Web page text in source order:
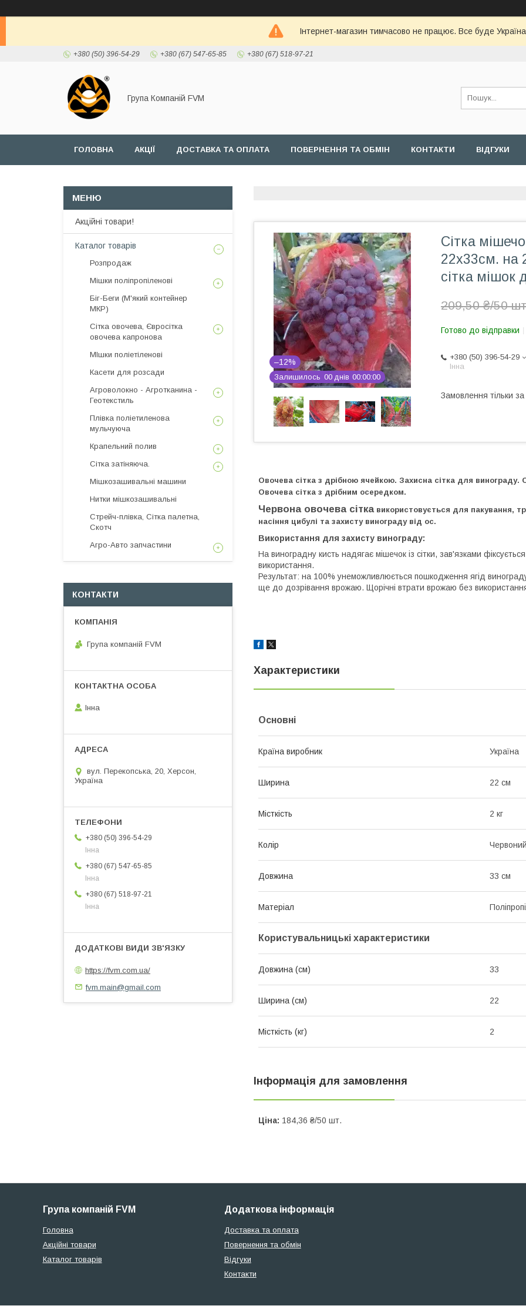
Інтернет-магазин тимчасово не працює. Все буде
+380 (50) 396-54-29 +380 (67) 547-65-85 +380 (67) 518-97-21
Група Компаній FVM
ГОЛОВНА АКЦІЇ ДОСТАВКА ТА ОПЛАТА ПОВЕРНЕННЯ ТА ОБМІН КОНТАКТИ ВІДГУКИ
–12%
Залишилось 00 днів 00 00 00
Сітка
22х33см. на
сітка мішок
209,50 ₴/50
Готово до відправки
+380 (50) 396-54-29
Інна
Замовлення тільки
Овочева сітка з дрібною ячейкою. Захисна сітка для винограду.
Овочева сітка з дрібним осередком.
Червонаовочева сітка використовується для пакування,
насіння цибулі та захисту винограду від ос.
Використання для захисту винограду:
На виноградну кисть надягає мішечок із сітки, зав'язками
використання.
Результат: на 100% унеможливлюється пошкодження ягід
ще до дозрівання врожаю. Щорічні втрати врожаю без
Характеристики
Основні
Країна виробник Україна
Ширина 22 см
Місткість 2 кг
Колір Червоний
Довжина 33 см
Матеріал
Користувальницькі характеристики
Довжина (см) 33
Ширина (см) 22
Місткість (кг) 2
Інформація для замовлення
Ціна: 184,36 ₴/50 шт.
Акційні товари!
Каталог товарів
Розпродаж
Мішки поліпропіленові
Біг-Беги (М'який контейнер
МКР)
Сітка овочева, Євросітка
овочева капронова
МІшки поліетіленові
Касети для розсади
Агроволокно - Агротканина -
Геотекстиль
Плівка поліетиленова
мульчуюча
Крапельний полив
Сітка затіняюча.
Мішкозашивальні машини
Нитки мішкозашивальні
Стрейч-плівка, Сітка палетна,
Скотч
Агро-Авто запчастини
КОНТАКТИ
Група компаній FVM
Інна
вул. Перекопська, 20, Херсон,
Україна
+380 (50) 396-54-29
Інна
+380 (67) 547-65-85
Інна
+380 (67) 518-97-21
Інна
https://fvm.com.ua/
fvm.main@gmail.com
Група компаній FVM
Головна
Акційні товари
Каталог товарів
Додаткова інформація
Доставка та оплата
Повернення та обмін
Відгуки
Контакти